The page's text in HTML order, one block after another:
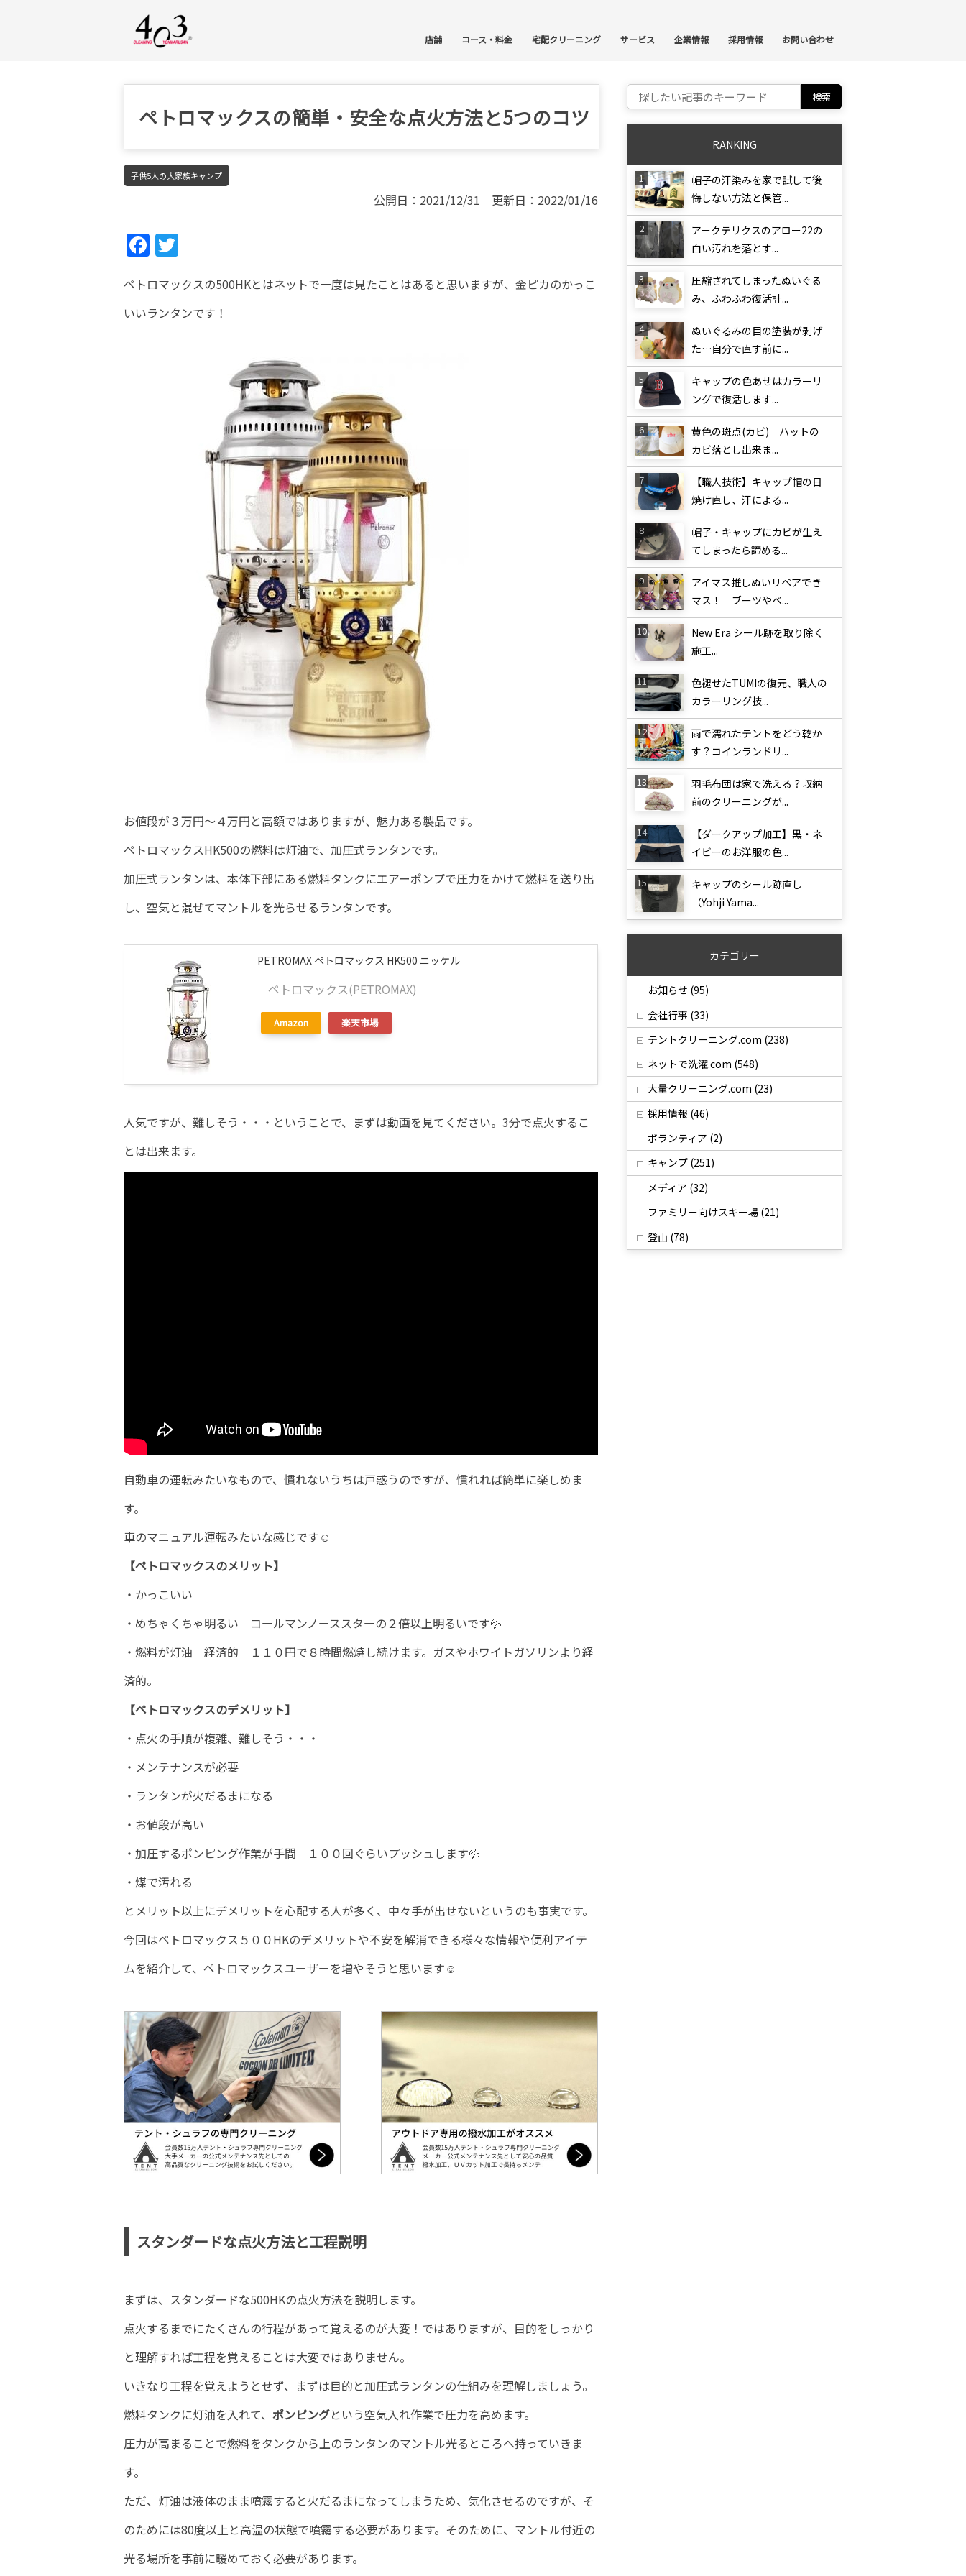
店舗 コース・料金 宅配クリーニング サービス 企業情報 採用情報 お問い合わせ
ペトロマックスの簡単・安全な点火方法と5つのコツ
子供5人の大家族キャンプ
公開日：2021/12/31 更新日：2022/01/16
Fac
ok
ペトロマックスの500HKとはネットで一度は見たことはあると思いますが、金ピカのかっこ
いいランタンです！
お値段が３万円～４万円と高額ではありますが、魅力ある製品です。
ペトロマックスHK500の燃料は灯油で、加圧式ランタンです。
加圧式ランタンは、本体下部にある燃料タンクにエアーポンプで圧力をかけて燃料を送り出
し、空気と混ぜてマントルを光らせるランタンです。
PETROMAX ペトロマックス HK500 ニッケル
ペトロマックス(PETROMAX)
Amazon 楽天市場
人気ですが、難しそう・・・ということで、まずは動画を見てください。3分で点火するこ
とは出来ます。
自動車の運転みたいなもので、慣れないうちは戸惑うのですが、慣れれば簡単に楽しめま
す。
車のマニュアル運転みたいな感じです☺
【ペトロマックスのメリット】
・かっこいい
・めちゃくちゃ明るい コールマンノーススターの２倍以上明るいです💦
・燃料が灯油 経済的 １１０円で８時間燃焼し続けます。ガスやホワイトガソリンより経
済的。
【ペトロマックスのデメリット】
・点火の手順が複雑、難しそう・・・
・メンテナンスが必要
・ランタンが火だるまになる
・お値段が高い
・加圧するポンピング作業が手間 １００回ぐらいプッシュします💦
・煤で汚れる
とメリット以上にデメリットを心配する人が多く、中々手が出せないというのも事実です。
今回はペトロマックス５００HKのデメリットや不安を解消できる様々な情報や便利アイテ
ムを紹介して、ペトロマックスユーザーを増やそうと思います☺
スタンダードな点火方法と工程説明
まずは、スタンダードな500HKの点火方法を説明します。
点火するまでにたくさんの行程があって覚えるのが大変！ではありますが、目的をしっかり
と理解すれば工程を覚えることは大変ではありません。
いきなり工程を覚えようとせず、まずは目的と加圧式ランタンの仕組みを理解しましょう。
燃料タンクに灯油を入れて、 ポンピングという空気入れ作業で圧力を高めます。
圧力が高まることで燃料をタンクから上のランタンのマントル光るところへ持っていきま
す。
ただ、灯油は液体のまま噴霧すると火だるまになってしまうため、気化させるのですが、そ
のためには80度以上と高温の状態で噴霧する必要があります。そのために、マントル付近の
光る場所を事前に暖めておく必要があります。
Search for:
RANKING
帽子の汗染みを家で試して後
悔しない方法と保管...
アークテリクスのアロー22の
白い汚れを落とす...
圧縮されてしまったぬいぐる
み、ふわふわ復活計...
ぬいぐるみの目の塗装が剥げ
た…自分で直す前に...
キャップの色あせはカラーリ
ングで復活します...
黄色の斑点(カビ) ハットの
カビ落とし出来ま...
【職人技術】キャップ帽の日
焼け直し、汗による...
帽子・キャップにカビが生え
てしまったら諦める...
アイマス推しぬいリペアでき
マス！｜ブーツやベ...
New Era シール跡を取り除く
施工...
色褪せたTUMIの復元、職人の
カラーリング技...
雨で濡れたテントをどう乾か
す？コインランドリ...
羽毛布団は家で洗える？収納
前のクリーニングが...
【ダークアップ加工】黒・ネ
イビーのお洋服の色...
キャップのシール跡直し
（Yohji Yama...
カテゴリー
お知らせ (95)
会社行事 (33)
テントクリーニング.com (238)
ネットで洗濯.com (548)
大量クリーニング.com (23)
採用情報 (46)
ボランティア (2)
キャンプ (251)
メディア (32)
ファミリー向けスキー場 (21)
登山 (78)